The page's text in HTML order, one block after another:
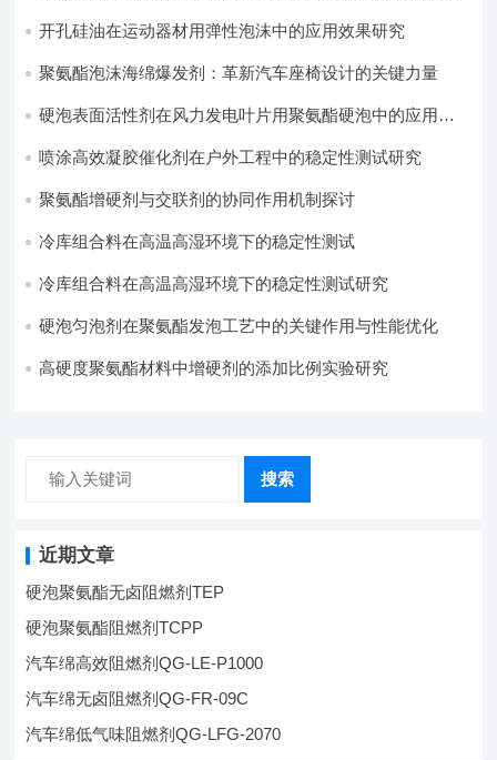
开孔硅油在运动器材用弹性泡沫中的应用效果研究
聚氨酯泡沫海绵爆发剂：革新汽车座椅设计的关键力量​
硬泡表面活性剂在风力发电叶片用聚氨酯硬泡中的应用实
喷涂高效凝胶催化剂在户外工程中的稳定性测试研究
聚氨酯增硬剂与交联剂的协同作用机制探讨
冷库组合料在高温高湿环境下的稳定性测试​
冷库组合料在高温高湿环境下的稳定性测试研究
硬泡匀泡剂在聚氨酯发泡工艺中的关键作用与性能优化
高硬度聚氨酯材料中增硬剂的添加比例实验研究
搜索
近期文章
硬泡聚氨酯无卤阻燃剂TEP
硬泡聚氨酯阻燃剂TCPP
汽车绵高效阻燃剂QG-LE-P1000
汽车绵无卤阻燃剂QG-FR-09C
汽车绵低气味阻燃剂QG-LFG-2070